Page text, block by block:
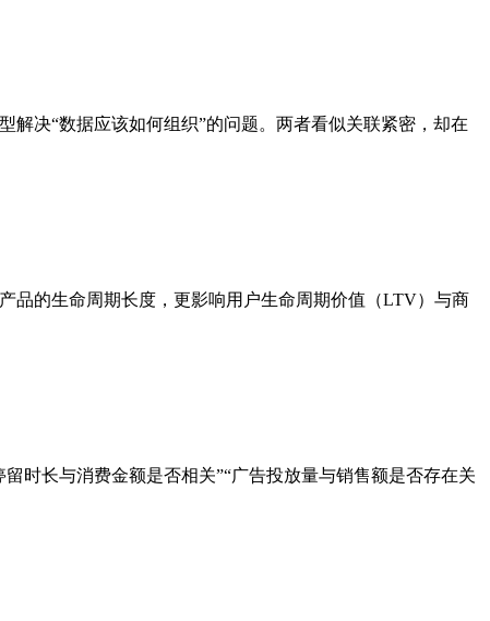
解决“数据应该如何组织”的问题。两者看似关联紧密，却在
品的生命周期长度，更影响用户生命周期价值（LTV）与商
时长与消费金额是否相关”“广告投放量与销售额是否存在关